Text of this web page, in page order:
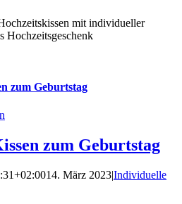
mit individueller
Hochzeitsgeschenk
zum Geburtstag
zum Geburtstag
14. März 2023|Individuelle